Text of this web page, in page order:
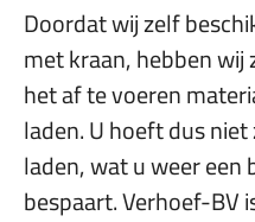
Doordat wij zelf
met kraan, hebben
het af te voeren
laden. U hoeft dus
laden, wat u weer
bespaart. Verhoef-BV